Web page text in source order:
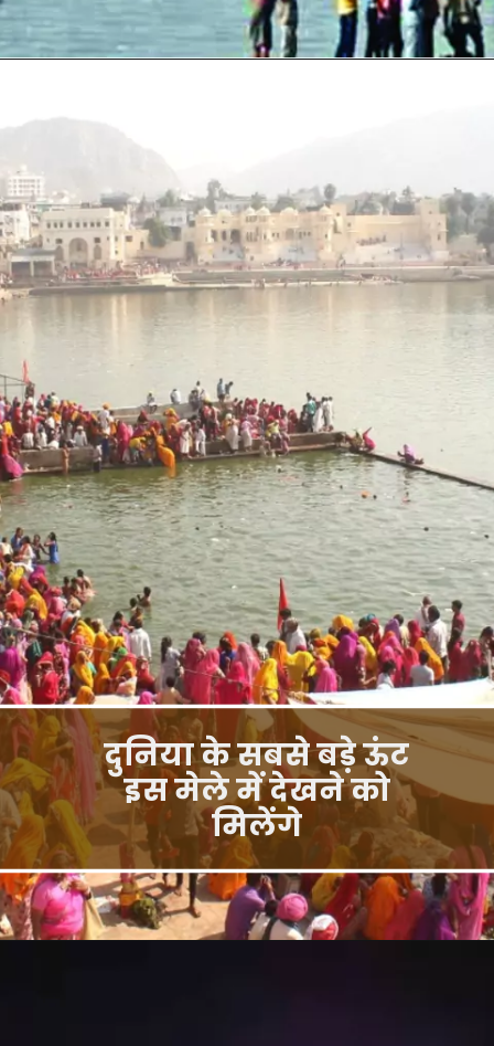
दुनिया के सबसे बड़े ऊंट
इस मेले में देखने को
मिलेंगे